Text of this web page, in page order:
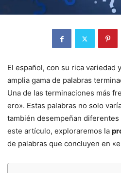
El español, con su rica variedad
amplia gama de palabras
Una de las terminaciones más
ero». Estas palabras no solo
también desempeñan
este artículo, exploraremos la
de palabras que concluyen en